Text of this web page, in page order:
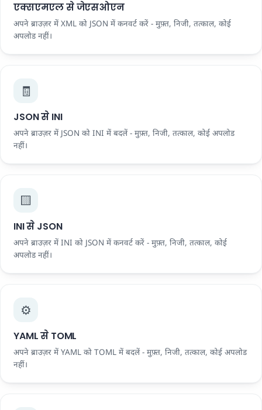
एक्सएमएल से जेएसओएन
अपने ब्राउज़र में XML को JSON में कनवर्ट करें - मुफ़्त, निजी, तत्काल, कोई
अपलोड नहीं।
🧾
JSON से INI
अपने ब्राउज़र में JSON को INI में बदलें - मुफ़्त, निजी, तत्काल, कोई अपलोड
नहीं।
🟨
INI से JSON
अपने ब्राउज़र में INI को JSON में कनवर्ट करें - मुफ़्त, निजी, तत्काल, कोई
अपलोड नहीं।
⚙️
YAML से TOML
अपने ब्राउज़र में YAML को TOML में बदलें - मुफ़्त, निजी, तत्काल, कोई अपलोड
नहीं।